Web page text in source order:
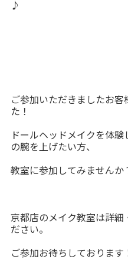
♪
ご参加いただきましたお
た！
ドールヘッドメイクを体
の腕を上げたい方、
教室に参加してみませんか
京都店のメイク教室は詳細
ださい。
ご参加お待ちしております